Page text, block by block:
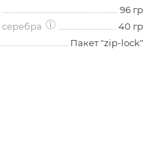
96 гр
40 гр
Пакет "zip-lock"